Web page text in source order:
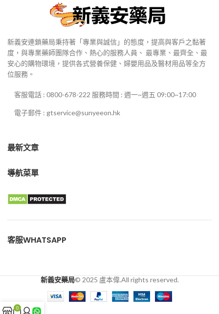
新義安連鎖藥局秉持著「專業與誠信」的態度，提高與客戶之黏著
度，與專業藥師團隊合作、熱心的服務人員、 最專業、最齊全、最
安心的購物環境，提供各式營養保健、婦嬰用品及醫材用品等全方
位服務。
客服電話 : 0800-678-222 服務時間 : 週一~週五 09:00~17:00
電子郵件 : gtservice@sunyeeon.hk
最新文章
導航菜單
客服WHATSAPP
新義安藥局© 2025 盧本偉.All rights reserved.
0